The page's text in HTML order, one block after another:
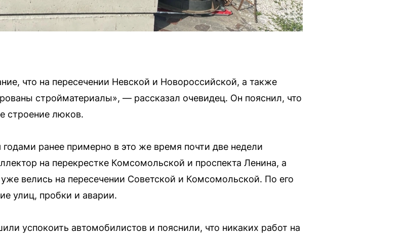
что на пересечении Невской и Новороссийской, а также
стройматериалы», — рассказал очевидец. Он пояснил, что
строение люков.
ранее примерно в это же время почти две недели
на перекрестке Комсомольской и проспекта Ленина, а
велись на пересечении Советской и Комсомольской. По его
улиц, пробки и аварии.
успокоить автомобилистов и пояснили, что никаких работ на